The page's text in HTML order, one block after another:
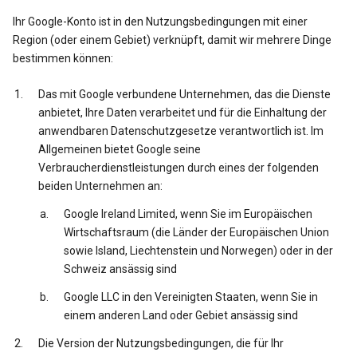
Ihr Google-Konto ist in den Nutzungsbedingungen mit einer
Region (oder einem Gebiet) verknüpft, damit wir mehrere Dinge
bestimmen können:
Das mit Google verbundene Unternehmen, das die Dienste
anbietet, Ihre Daten verarbeitet und für die Einhaltung der
anwendbaren Datenschutzgesetze verantwortlich ist. Im
Allgemeinen bietet Google seine
Verbraucherdienstleistungen durch eines der folgenden
beiden Unternehmen an:
Google Ireland Limited, wenn Sie im Europäischen
Wirtschaftsraum (die Länder der Europäischen Union
sowie Island, Liechtenstein und Norwegen) oder in der
Schweiz ansässig sind
Google LLC in den Vereinigten Staaten, wenn Sie in
einem anderen Land oder Gebiet ansässig sind
Die Version der Nutzungsbedingungen, die für Ihr